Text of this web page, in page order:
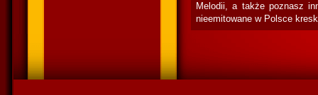
Melodii, a także poznasz
nieemitowane w Polsce